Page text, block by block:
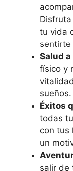
tu vida
sentirte
Salud a
físico y
sueños.
Éxitos
todas
con tus
un
salir de